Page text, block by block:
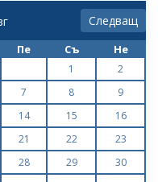
Следващ
Пе Съ Не
1
2
7 8
9
14 15
16
21 22
23
28 29
30